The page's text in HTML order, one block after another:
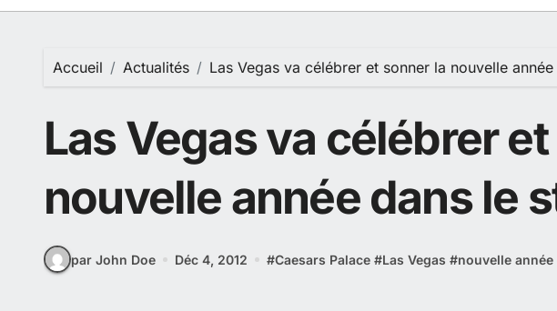
Accueil Actualités Las Vegas va célébrer et sonner la nouvelle
Las Vegas va célébrer
nouvelle année dans le
par John Doe Déc 4, 2012 #Caesars Palace #Las Vegas #nouvelle année